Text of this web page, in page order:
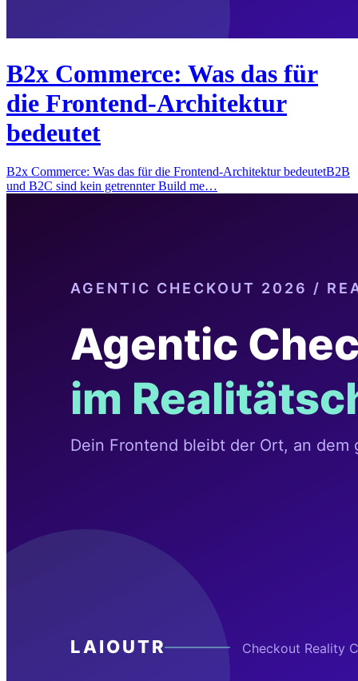
B2x Commerce: Was das für
die Frontend-Architektur
bedeutet
B2x Commerce: Was das für die Frontend-Architektur bedeutetB2B
und B2C sind kein getrennter Build me…